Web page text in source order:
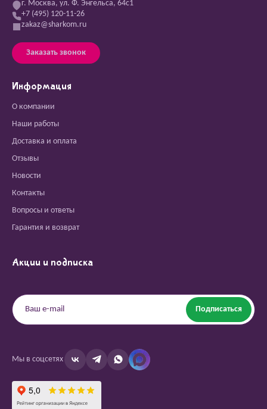
г. Москва, ул. Ф. Энгельса, 64с1
+7 (495) 120-11-26
zakaz@sharkom.ru
Заказать звонок
Информация
О компании
Наши работы
Доставка и оплата
Отзывы
Новости
Контакты
Вопросы и ответы
Гарантия и возврат
Акции и подписка
Подписаться
Мы в соцсетях